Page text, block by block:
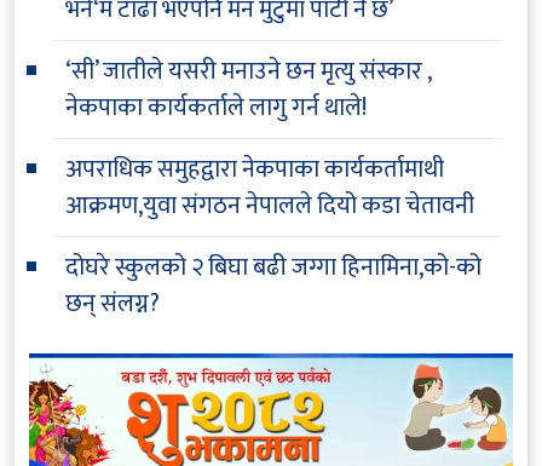
भने‘म टाढा भएपनि मन मुटुमा पार्टी नै छ’
‘सी’ जातीले यसरी मनाउने छन मृत्यु संस्कार ,
नेकपाका कार्यकर्ताले लागु गर्न थाले!
अपराधिक समुहद्वारा नेकपाका कार्यकर्तामाथी
आक्रमण,युवा संगठन नेपालले दियो कडा चेतावनी
दोघरे स्कुलको २ बिघा बढी जग्गा हिनामिना,को-को
छन् संलग्न?